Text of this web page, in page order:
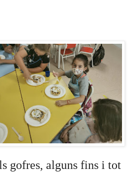
gofres, alguns fins i tot